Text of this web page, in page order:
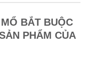
BẮT BUỘC
PHẨM CỦA